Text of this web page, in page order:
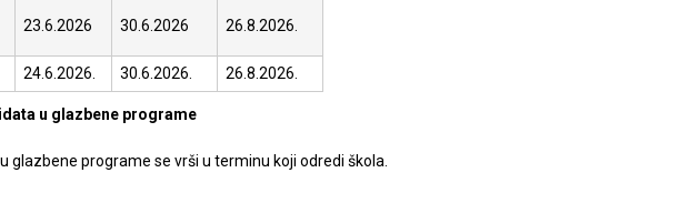
23.6.2026 30.6.2026 26.8.2026.
24.6.2026. 30.6.2026. 26.8.2026.
u glazbene programe
glazbene programe se vrši u terminu koji odredi škola.